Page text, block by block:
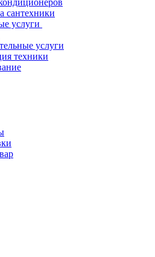
сантехники
услуги
услуги
техники